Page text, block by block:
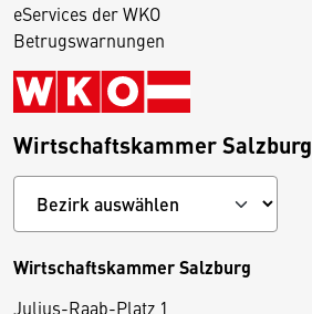
eServices der WKO
Betrugswarnungen
Wirtschaftskammer Salzburg
Wirtschaftskammer Salzburg
Julius-Raab-Platz 1